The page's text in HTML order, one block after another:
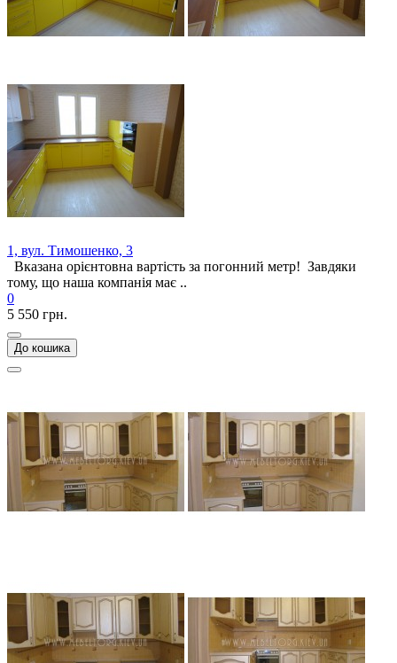
1, вул. Тимошенко, 3
Вказана орієнтовна вартість за погонний метр! Завдяки
тому, що наша компанія має ..
0
5 550 грн.
До кошика